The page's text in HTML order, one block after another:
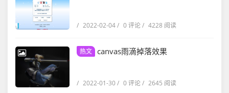
/ 2022-02-04/ 0 评论/ 4228 阅读
热文 canvas雨滴掉落效果
/ 2022-01-30/ 0 评论/ 2645 阅读